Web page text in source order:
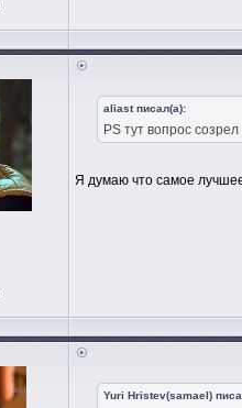
aliast писал(а):
PS тут вопрос
Я думаю что самое
Yuri Hristev(samael)